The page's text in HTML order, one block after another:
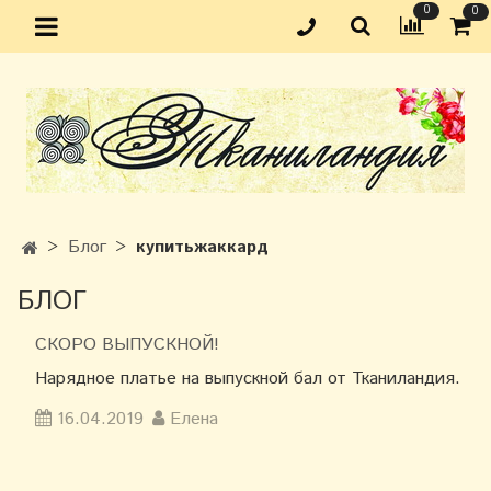
0 0
Блог купитьжаккард
БЛОГ
СКОРО ВЫПУСКНОЙ!
Нарядное платье на выпускной бал от Тканиландия.
16.04.2019
Елена